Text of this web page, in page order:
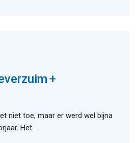
niet toe, maar er werd wel bijna
Het...